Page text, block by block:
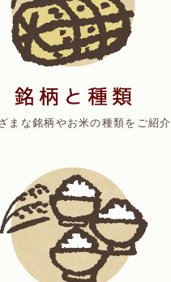
まな銘柄やお米の種類をご紹介